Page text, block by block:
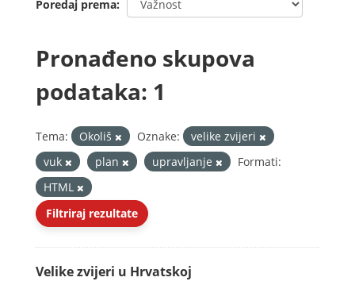
Poredaj prema
Pronađeno skupova
podataka: 1
Tema: Okoliš Oznake:
velike zvijeri
vuk
plan upravljanje
Formati:
HTML
Filtriraj rezultate
Velike zvijeri u Hrvatskoj